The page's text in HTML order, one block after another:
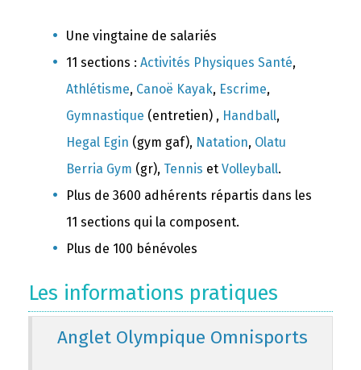
Une vingtaine de salariés
11 sections : Activités Physiques Santé,
Athlétisme, Canoë Kayak, Escrime,
Gymnastique (entretien) , Handball,
Hegal Egin (gym gaf), Natation, Olatu
Berria Gym (gr), Tennis et Volleyball.
Plus de 3600 adhérents répartis dans les
11 sections qui la composent.
Plus de 100 bénévoles
Les informations pratiques
Anglet Olympique Omnisports